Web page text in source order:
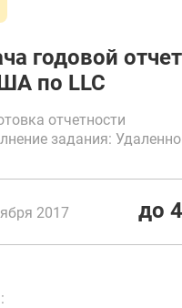
годовой
по LLC
отчетности
задания: Удаленно
2017 до